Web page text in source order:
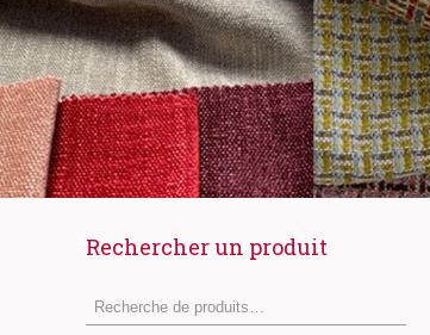
Rechercher un produit